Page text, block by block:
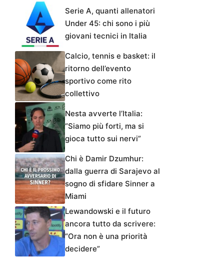
Serie A, quanti allenatori
Under 45: chi sono i più
giovani tecnici in Italia
Calcio, tennis e basket: il
ritorno dell’evento
sportivo come rito
collettivo
Nesta avverte l’Italia:
“Siamo più forti, ma si
gioca tutto sui nervi”
Chi è Damir Dzumhur:
dalla guerra di Sarajevo al
sogno di sfidare Sinner a
Miami
Lewandowski e il futuro
ancora tutto da scrivere:
“Ora non è una priorità
decidere”